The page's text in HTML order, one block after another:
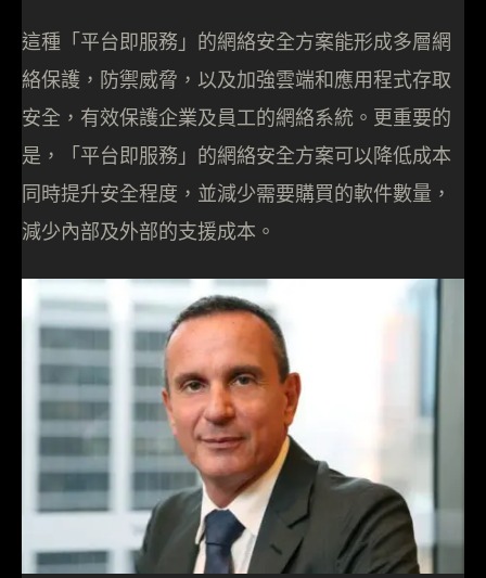
這種「平台即服務」的網絡安全方案能形成多層網
絡保護，防禦威脅，以及加強雲端和應用程式存取
安全，有效保護企業及員工的網絡系統。更重要的
是，「平台即服務」的網絡安全方案可以降低成本
同時提升安全程度，並減少需要購買的軟件數量，
減少內部及外部的支援成本。